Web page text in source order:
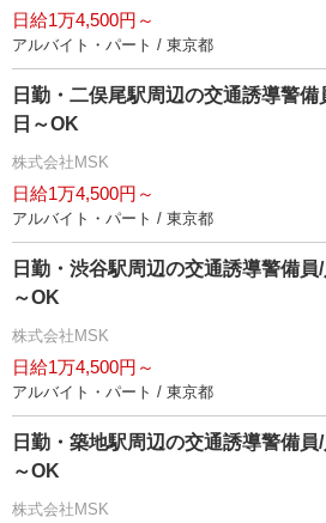
日給1万4,500円～
アルバイト・パート / 東京都
日勤・二俣尾駅周辺の交通誘導警
日～OK
株式会社MSK
日給1万4,500円～
アルバイト・パート / 東京都
日勤・渋谷駅周辺の交通誘導警備員
～OK
株式会社MSK
日給1万4,500円～
アルバイト・パート / 東京都
日勤・築地駅周辺の交通誘導警備員
～OK
株式会社MSK